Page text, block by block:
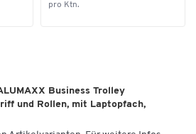
pro Ktn.
Business Trolley
und Rollen, mit Laptopfach,